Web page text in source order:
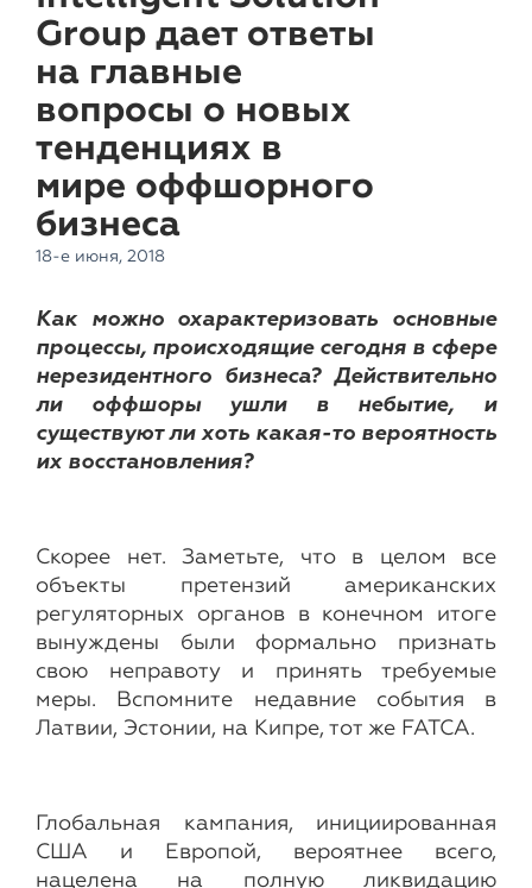
Group дает ответы
на главные
вопросы о новых
тенденциях в
мире оффшорного
бизнеса
18-е июня, 2018
Как можно охарактеризовать основные
процессы, происходящие сегодня в сфере
нерезидентного бизнеса? Действительно
ли оффшоры ушли в небытие, и
существуют ли хоть какая-то вероятность
их восстановления?
Скорее нет. Заметьте, что в целом все
объекты претензий американских
регуляторных органов в конечном итоге
вынуждены были формально признать
свою неправоту и принять требуемые
меры. Вспомните недавние события в
Латвии, Эстонии, на Кипре, тот же FATCA.
Глобальная кампания, инициированная
США и Европой, вероятнее всего,
нацелена на полную ликвидацию